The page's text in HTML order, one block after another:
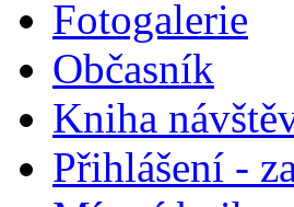
Fotogalerie
Občasník
Kniha
Přihlášení -